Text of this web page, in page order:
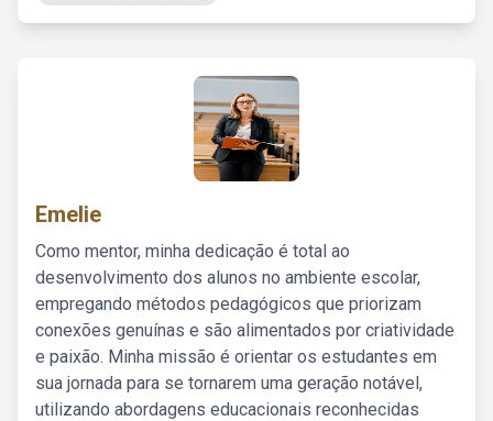
Emelie
Como mentor, minha dedicação é total ao
desenvolvimento dos alunos no ambiente escolar,
empregando métodos pedagógicos que priorizam
conexões genuínas e são alimentados por criatividade
e paixão. Minha missão é orientar os estudantes em
sua jornada para se tornarem uma geração notável,
utilizando abordagens educacionais reconhecidas